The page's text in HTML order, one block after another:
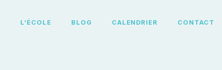
L’ÉCOLE BLOG CALENDRIER CONTACT